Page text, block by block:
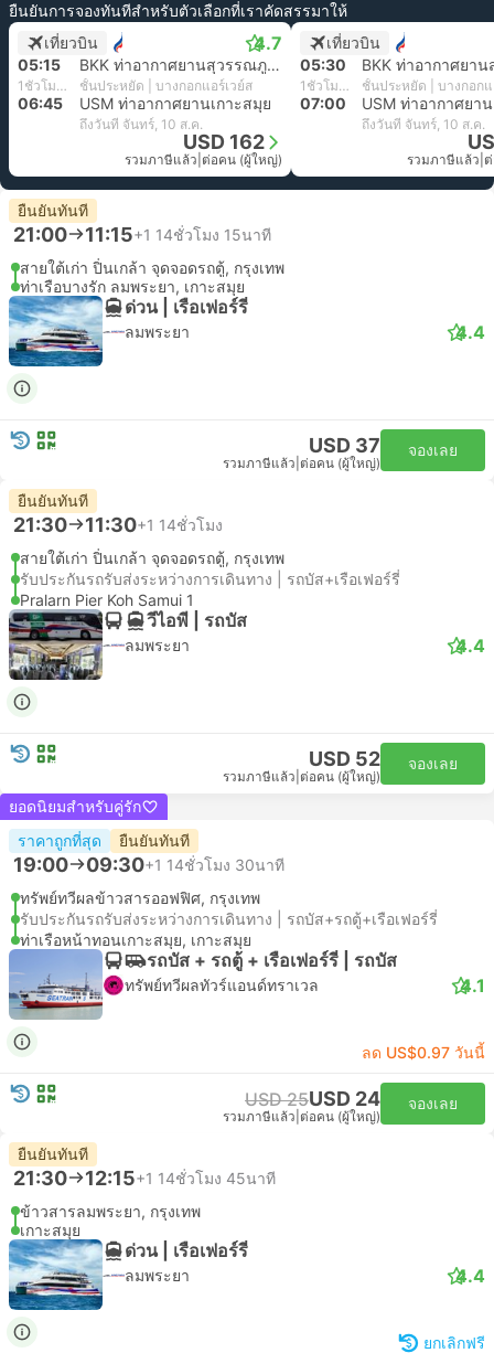
ยืนยันการจองทันทีสำหรับตัวเลือกที่เราคัดสรรมาให้
เที่ยวบิน
4.7
05:15 BKK ท่าอากาศยานสุวรรณภูมิ, กรุงเทพ
1ชั่วโมง 30นาที ชั้นประหยัด | บางกอกแอร์เวย์ส
06:45 USM ท่าอากาศยานเกาะสมุย
ถึงวันที่ จันทร์, 10 ส.ค.
USD 162
รวมภาษีแล้ว ต่อคน (ผู้ใหญ่)
เที่ยวบิน
05:30
1ชั่วโมง 30นาที ชั้นประหยัด | บางกอกแ
07:00 USM ท่าอากาศยา
ถึงวันที่ จันทร์, 10 ส.ค.
รวมภาษีแล้ว
ยืนยันทันที
21:00 11:15+1 14ชั่วโมง 15นาที
สายใต้เก่า ปิ่นเกล้า จุดจอดรถตู้, กรุงเทพ
ท่าเรือบางรัก ลมพระยา, เกาะสมุย
ด่วน | เรือเฟอร์รี่
ลมพระยา 4.4
USD 37
รวมภาษีแล้ว ต่อคน (ผู้ใหญ่)
จองเลย
ยืนยันทันที
21:30 11:30+1 14ชั่วโมง
สายใต้เก่า ปิ่นเกล้า จุดจอดรถตู้, กรุงเทพ
รับประกันรถรับส่งระหว่างการเดินทาง | รถบัส+เรือเฟอร์รี่
Pralarn Pier Koh Samui 1
วีไอพี | รถบัส
ลมพระยา 4.4
USD 52
รวมภาษีแล้ว ต่อคน (ผู้ใหญ่)
จองเลย
ยอดนิยมสำหรับคู่รัก
ราคาถูกที่สุด
ยืนยันทันที
19:00 09:30+1 14ชั่วโมง 30นาที
ทรัพย์ทวีผลข้าวสารออฟฟิศ, กรุงเทพ
รับประกันรถรับส่งระหว่างการเดินทาง | รถบัส+รถตู้+เรือเฟอร์รี่
ท่าเรือหน้าทอนเกาะสมุย, เกาะสมุย
รถบัส + รถตู้ + เรือเฟอร์รี่ | รถบัส
ทรัพย์ทวีผลทัวร์แอนด์ทราเวล 4.1
ลด US$0.97 วันนี้
USD 25USD 24
รวมภาษีแล้ว ต่อคน (ผู้ใหญ่)
จองเลย
ยืนยันทันที
21:30 12:15+1 14ชั่วโมง 45นาที
ข้าวสารลมพระยา, กรุงเทพ
เกาะสมุย
ด่วน | เรือเฟอร์รี่
ลมพระยา 4.4
ยกเลิกฟรี